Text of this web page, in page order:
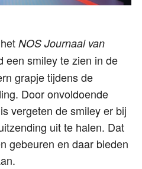
NOS Journaal van
een smiley te zien in de
grapje tijdens de
Door onvoldoende
vergeten de smiley er bij
uit te halen. Dat
gebeuren en daar bieden